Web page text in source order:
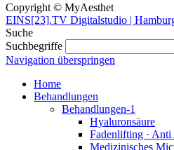
Copyright © MyAesthet
EINS[23].TV Digitalstudio |
Suche
Suchbegriffe
Navigation überspringen
Home
Behandlungen
Behandlungen-1
Hyaluronsäure
Fadenlifting · Anti
Medizinisches